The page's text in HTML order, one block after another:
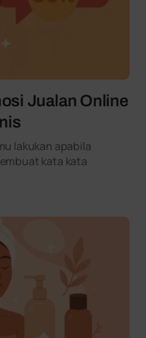
Jualan Online
lakukan apabila
kata kata